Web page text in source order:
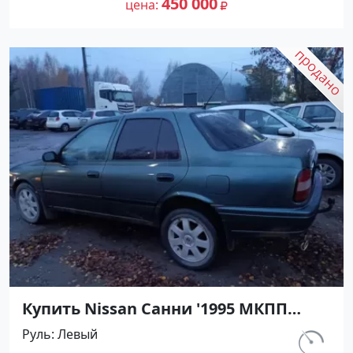
цена
Купить Nissan Санни '1995 МКПП
(1400/90 л.с.) Бензин карбюратор
Новороссийск цвет Зеленый Седан
Руль Левый